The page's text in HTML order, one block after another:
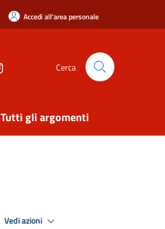
Accedi all'area personale
Cerca
Tutti gli argomenti
Vedi azioni